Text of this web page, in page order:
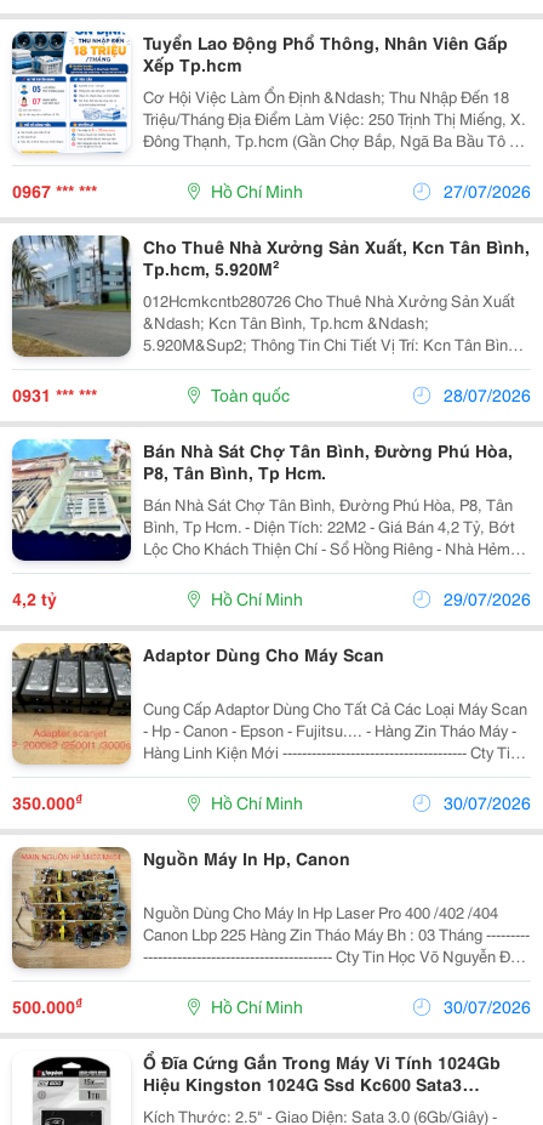
Tuyển Lao Động Phổ Thông, Nhân Viên Gấp
Xếp Tp.hcm
Cơ Hội Việc Làm Ổn Định &Ndash; Thu Nhập Đến 18
Triệu/Tháng Địa Điểm Làm Việc: 250 Trịnh Thị Miếng, X.
Đông Thạnh, Tp.hcm (Gần Chợ Bắp, Ngã Ba Bầu Tô Ký
&Ndash; Khu Vực Thới Tam Thôn Cũ) Vị Trí Tuyển Dụng
05 Lao Động Phổ Thông (Nam) 07 Nhân...
0967 *** *** Hồ Chí Minh 27/07/2026
Cho Thuê Nhà Xưởng Sản Xuất, Kcn Tân Bình,
Tp.hcm, 5.920M²
012Hcmkcntb280726 Cho Thuê Nhà Xưởng Sản Xuất
&Ndash; Kcn Tân Bình, Tp.hcm &Ndash;
5.920M&Sup2; Thông Tin Chi Tiết Vị Trí: Kcn Tân Bình,
Tp.hcm Tổng Diện Tích Khuôn Viên: 10.810M&Sup2;
Diện Tích Sử Dụng Tổng Diện Tích Xây Dựng:
5.920M&Sup2;...
0931 *** *** Toàn quốc 28/07/2026
Bán Nhà Sát Chợ Tân Bình, Đường Phú Hòa,
P8, Tân Bình, Tp Hcm.
Bán Nhà Sát Chợ Tân Bình, Đường Phú Hòa, P8, Tân
Bình, Tp Hcm. - Diện Tích: 22M2 - Giá Bán 4,2 Tỷ, Bớt
Lộc Cho Khách Thiện Chí - Sổ Hồng Riêng - Nhà Hẻm
Xe Hơi Có 3 Phòng Ngủ, 3 Wc. - Sân Thượng Đế Giàn
Máy Nóng Lạnh Và Trồng Rau - Khu Vực...
4,2 tỷ Hồ Chí Minh 29/07/2026
Adaptor Dùng Cho Máy Scan
Cung Cấp Adaptor Dùng Cho Tất Cả Các Loại Máy Scan
- Hp - Canon - Epson - Fujitsu.... - Hàng Zin Tháo Máy -
Hàng Linh Kiện Mới -------------------------------------- Cty Tin
Học Võ Nguyễn Đc: 114/1 Tân Sơn Nhì, P.tân Sơn Nhì,
Tp.hcm Zalo :...
350.000₫ Hồ Chí Minh 30/07/2026
Nguồn Máy In Hp, Canon
Nguồn Dùng Cho Máy In Hp Laser Pro 400 /402 /404
Canon Lbp 225 Hàng Zin Tháo Máy Bh : 03 Tháng ---------
--------------------------------------- Cty Tin Học Võ Nguyễn Đc:
114/1 Tân Sơn Nhì, P.tân Sơn Nhì, Tp.hcm Zalo :
0918.319.582 - A.bằng
500.000₫ Hồ Chí Minh 30/07/2026
Ổ Đĩa Cứng Gắn Trong Máy Vi Tính 1024Gb
Hiệu Kingston 1024G Ssd Kc600 Sata3
2.5&Quot; ( Skc600/1024G )
Kích Thước: 2.5" - Giao Diện: Sata 3.0 (6Gb/Giây) -